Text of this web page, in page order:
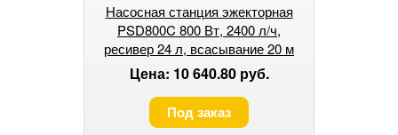
Насосная станция эжекторная
PSD800C 800 Вт, 2400 л/ч,
ресивер 24 л, всасывание 20 м
DENZEL
Цена: 10 640.80 руб.
Под заказ